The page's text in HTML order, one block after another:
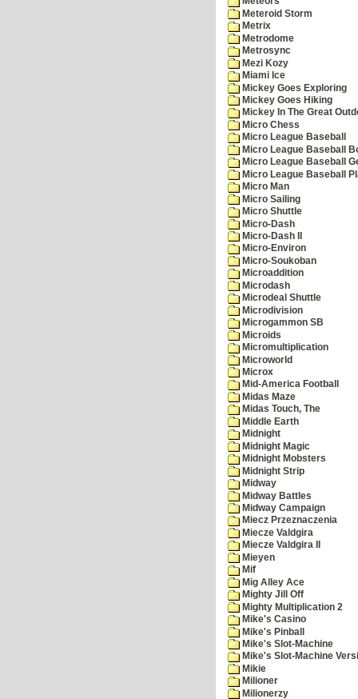
Meteroid Storm
Metrix
Metrodome
Metrosync
Mezi Kozy
Miami Ice
Mickey Goes Exploring
Mickey Goes Hiking
Mickey In The Great
Micro Chess
Micro League Baseball
Micro League Baseball
Micro League Baseball
Micro League Baseball
Micro Man
Micro Sailing
Micro Shuttle
Micro-Dash
Micro-Dash II
Micro-Environ
Micro-Soukoban
Microaddition
Microdash
Microdeal Shuttle
Microdivision
Microgammon SB
Microids
Micromultiplication
Microworld
Microx
Mid-America Football
Midas Maze
Midas Touch, The
Middle Earth
Midnight
Midnight Magic
Midnight Mobsters
Midnight Strip
Midway
Midway Battles
Midway Campaign
Miecz Przeznaczenia
Miecze Valdgira
Miecze Valdgira II
Mieyen
Mif
Mig Alley Ace
Mighty Jill Off
Mighty Multiplication 2
Mike's Casino
Mike's Pinball
Mike's Slot-Machine
Mike's Slot-Machine
Mikie
Milioner
Milionerzy